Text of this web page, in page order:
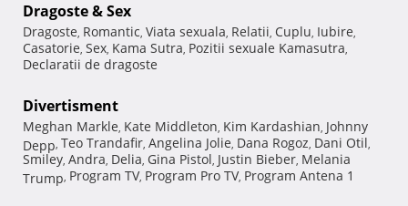
Dragoste & Sex
Dragoste, Romantic, Viata sexuala, Relatii, Cuplu, Iubire,
Casatorie, Sex, Kama Sutra, Pozitii sexuale Kamasutra,
Declaratii de dragoste
Divertisment
Meghan Markle, Kate Middleton, Kim Kardashian, Johnny
Depp, Teo Trandafir, Angelina Jolie, Dana Rogoz, Dani Otil,
Smiley, Andra, Delia, Gina Pistol, Justin Bieber, Melania
Trump, Program TV, Program Pro TV, Program Antena 1